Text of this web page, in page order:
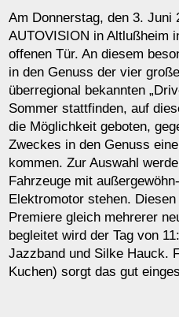
Am Donnerstag, den 3. Juni
AUTOVISION in Altlußheim
offenen Tür. An diesem
in den Genuss der vier
überregional bekannten
Sommer stattfinden, auf
die Möglichkeit geboten,
Zweckes in den Genuss
kommen. Zur Auswahl
Fahrzeuge mit
Elektromotor stehen.
Premiere gleich mehrerer
begleitet wird der Tag von
Jazzband und Silke Hauck.
Kuchen) sorgt das gut